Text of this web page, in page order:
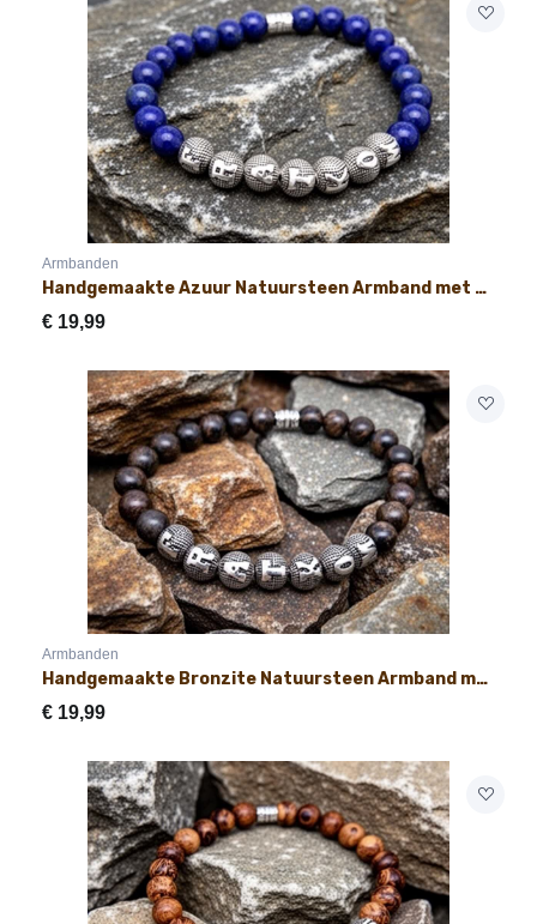
Armbanden
Handgemaakte Azuur Natuursteen Armband met Naam 8mm
€ 19,99
Armbanden
Handgemaakte Bronzite Natuursteen Armband met Naam 8mm
€ 19,99